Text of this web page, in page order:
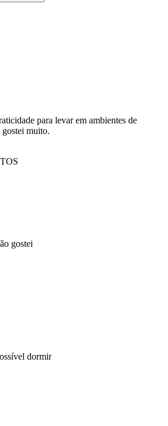
para levar em ambientes de
muito.
gostei
dormir